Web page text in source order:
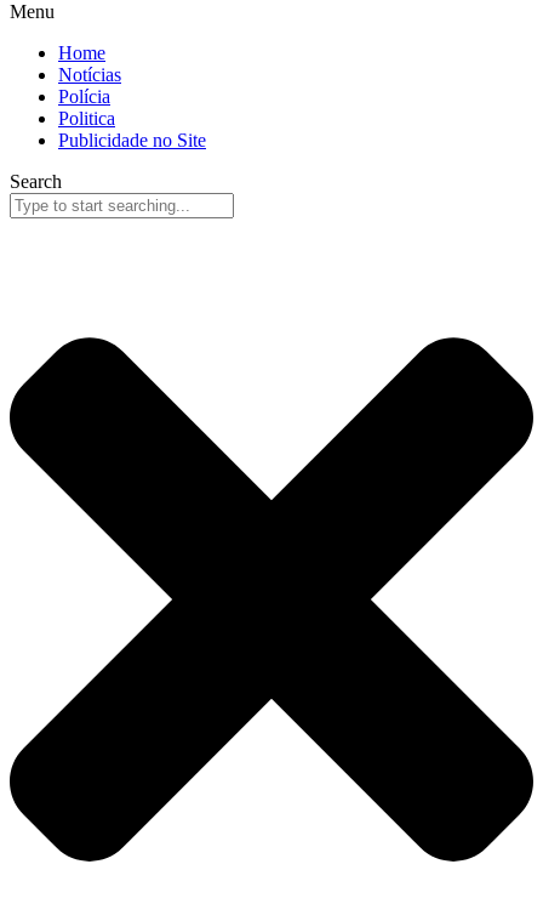
Menu
Home
Notícias
Polícia
Politica
Publicidade no Site
Search